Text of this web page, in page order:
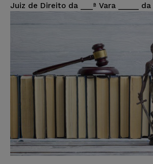
Juiz de Direito da ___ª Vara _____